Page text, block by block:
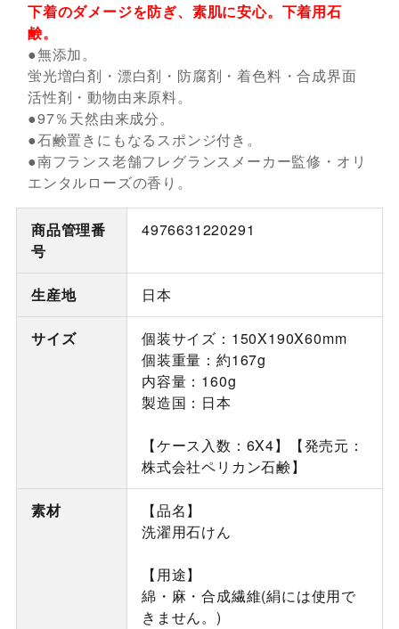
下着のダメージを防ぎ、素肌に安心。下着用石
鹸。
●無添加。
蛍光増白剤・漂白剤・防腐剤・着色料・合成界面
活性剤・動物由来原料。
●97％天然由来成分。
●石鹸置きにもなるスポンジ付き。
●南フランス老舗フレグランスメーカー監修・オリ
エンタルローズの香り。
商品管理番
号
4976631220291
生産地 日本
サイズ
個装サイズ：150X190X60mm
個装重量：約167g
内容量：160g
製造国：日本
【ケース入数：6X4】【発売元：
株式会社ペリカン石鹸】
素材
【品名】
洗濯用石けん
【用途】
綿・麻・合成繊維(絹には使用で
きません。)